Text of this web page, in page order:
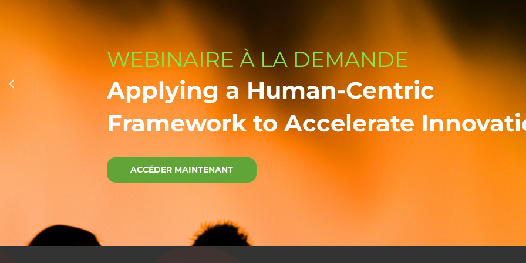
WEBINAIRE À LA DEMANDE
Applying a Human-Centric
Framework to Accelerate
ACCÉDER MAINTENANT